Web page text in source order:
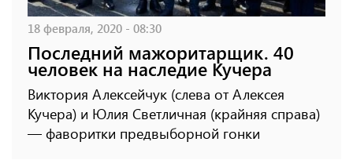
18 февраля, 2020 - 08:30
Последний мажоритарщик. 40
человек на наследие Кучера
Виктория Алексейчук (слева от Алексея
Кучера) и Юлия Светличная (крайняя справа)
— фаворитки предвыборной гонки